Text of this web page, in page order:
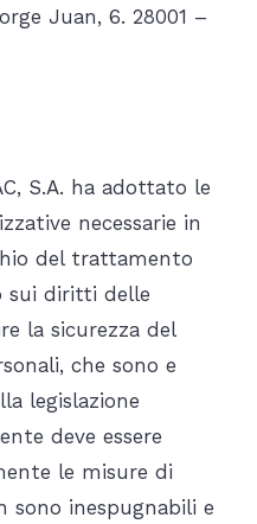
Juan, 6. 28001 –
S.A. ha adottato le
necessarie in
del trattamento
sui diritti delle
la sicurezza del
che sono e
legislazione
deve essere
le misure di
sono inespugnabili e